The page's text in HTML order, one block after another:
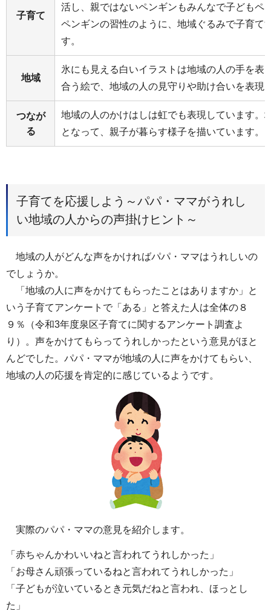
子育て
活し、親ではないペンギンもみんなで子どもペ
ペンギンの習性のように、地域ぐるみで子育て
す。
地域
氷にも見える白いイラストは地域の人の手を表
合う絵で、地域の人の見守りや助け合いを表現
つなが
る
地域の人のかけはしは虹でも表現しています。
となって、親子が暮らす様子を描いています。
子育てを応援しよう～パパ・ママがうれし
い地域の人からの声掛けヒント～
地域の人がどんな声をかければパパ・ママはうれしいの
でしょうか。
「地域の人に声をかけてもらったことはありますか」と
いう子育てアンケートで「ある」と答えた人は全体の８
９％（令和3年度泉区子育てに関するアンケート調査よ
り）。声をかけてもらってうれしかったという意見がほと
んどでした。パパ・ママが地域の人に声をかけてもらい、
地域の人の応援を肯定的に感じているようです。
実際のパパ・ママの意見を紹介します。
「赤ちゃんかわいいねと言われてうれしかった」
「お母さん頑張っているねと言われてうれしかった」
「子どもが泣いているとき元気だねと言われ、ほっとし
た」